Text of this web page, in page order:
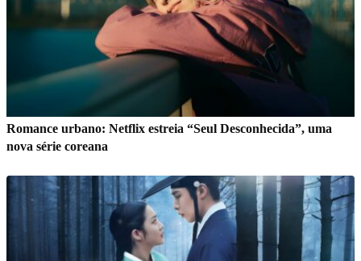
Romance urbano: Netflix estreia “Seul Desconhecida”, uma
nova série coreana